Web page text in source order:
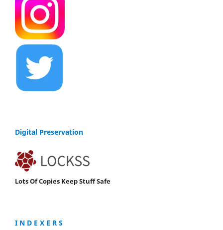
Digital Preservation
Lots Of Copies Keep Stuff Safe
I N D E X E R S